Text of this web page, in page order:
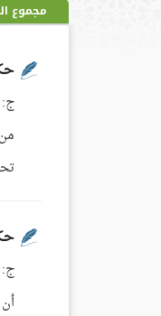
مجموع
ج: